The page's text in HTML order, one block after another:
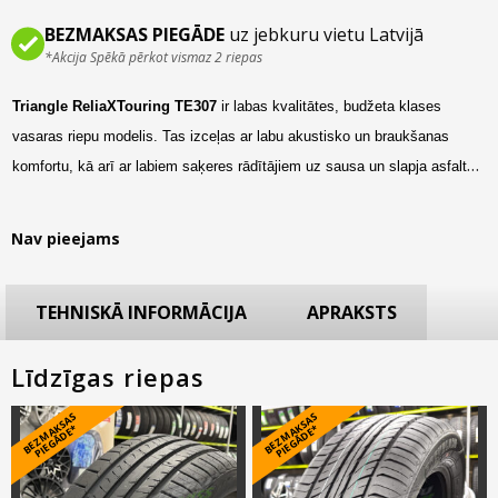
BEZMAKSAS PIEGĀDE uz jebkuru vietu Latvijā
*Akcija Spēkā pērkot vismaz 2 riepas
Triangle ReliaXTouring TE307 ir labas kvalitātes, budžeta klases
vasaras riepu modelis. Tas izceļas ar labu akustisko un braukšanas
komfortu, kā arī ar labiem saķeres rādītājiem uz sausa un slapja asfalta.
Nav pieejams
TEHNISKĀ INFORMĀCIJA APRAKSTS
Līdzīgas riepas
B
E
Z
M
A
K
S
A
S
PI
E
G
Ā
D
E
* B
E
Z
M
A
K
S
A
S
PI
E
G
Ā
D
E
*